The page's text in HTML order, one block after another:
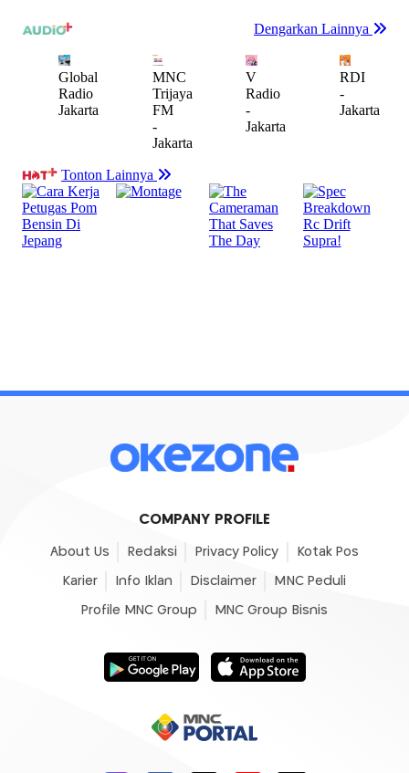
COMPANY PROFILE
About Us Redaksi Privacy Policy Kotak Pos
Karier Info Iklan Disclaimer MNC Peduli
Profile MNC Group MNC Group Bisnis